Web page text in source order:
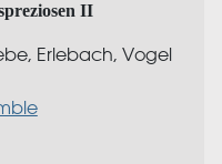
II
Erlebach, Vogel